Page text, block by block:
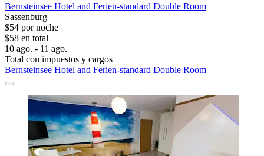
Bernsteinsee Hotel and Ferien-standard Double Room
Sassenburg
$54 por noche
$58 en total
10 ago. - 11 ago.
Total con impuestos y cargos
Bernsteinsee Hotel and Ferien-standard Double Room